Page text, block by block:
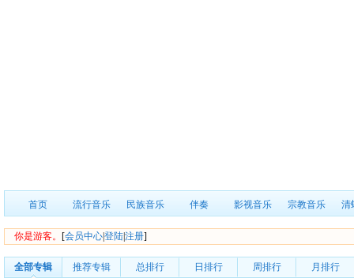
首页 流行音乐 民族音乐 伴奏 影视音乐 宗教音乐 清
你是游客。 [会员中心登陆注册]
全部专辑 推荐专辑 总排行 日排行 周排行 月排行